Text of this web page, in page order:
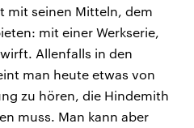
mit seinen Mitteln, dem
mit einer Werkserie,
Allenfalls in den
man heute etwas von
zu hören, die Hindemith
muss. Man kann aber